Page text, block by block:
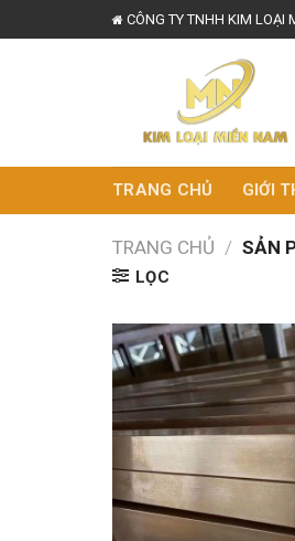
to
CÔNG TY TNHH KIM LOẠI
TRANG CHỦ GIỚI
TRANG CHỦ / SẢN
LỌC